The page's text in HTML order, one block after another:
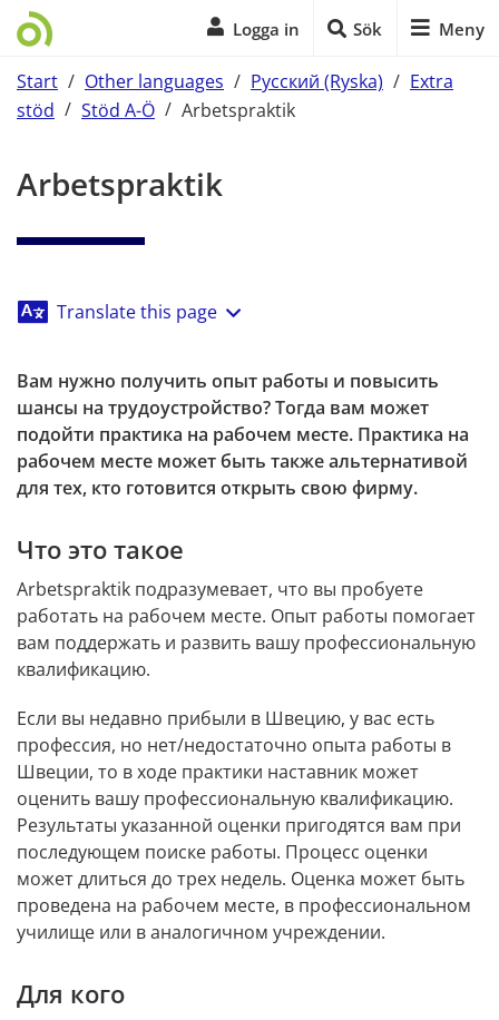
Logga in Sök Meny
Start / Other languages / Русский (Ryska) / Extra
stöd / Stöd A-Ö / Arbetspraktik
Arbetspraktik
Translate this page
Вам нужно получить опыт работы и повысить
шансы на трудоустройство? Тогда вам может
подойти практика на рабочем месте. Практика на
рабочем месте может быть также альтернативой
для тех, кто готовится открыть свою фирму.
Что это такое
Arbetspraktik подразумевает, что вы пробуете
работать на рабочем месте. Опыт работы помогает
вам поддержать и развить вашу профессиональную
квалификацию.
Если вы недавно прибыли в Швецию, у вас есть
профессия, но нет/недостаточно опыта работы в
Швеции, то в ходе практики наставник может
оценить вашу профессиональную квалификацию.
Результаты указанной оценки пригодятся вам при
последующем поиске работы. Процесс оценки
может длиться до трех недель. Оценка может быть
проведена на рабочем месте, в профессиональном
училище или в аналогичном учреждении.
Для кого